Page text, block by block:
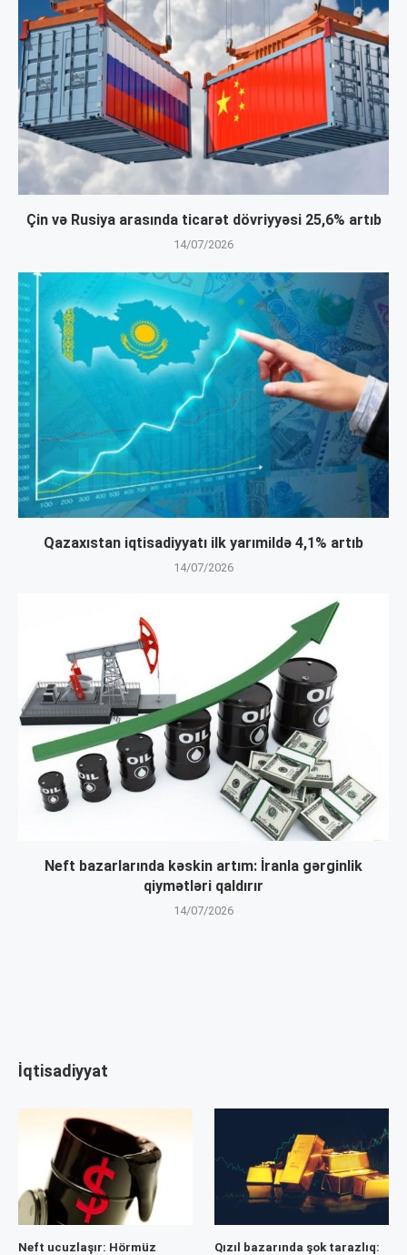
Çin və Rusiya arasında ticarət dövriyyəsi 25,6% artıb
14/07/2026
Qazaxıstan iqtisadiyyatı ilk yarımildə 4,1% artıb
14/07/2026
Neft bazarlarında kəskin artım: İranla gərginlik
qiymətləri qaldırır
14/07/2026
İqtisadiyyat
Neft ucuzlaşır: Hörmüz
Qızıl bazarında şok tarazlıq: